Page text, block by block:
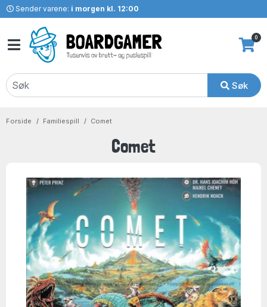
Sender varene: i morgen kl. 12:00
Søk
0
Forside Familiespill Comet
Comet